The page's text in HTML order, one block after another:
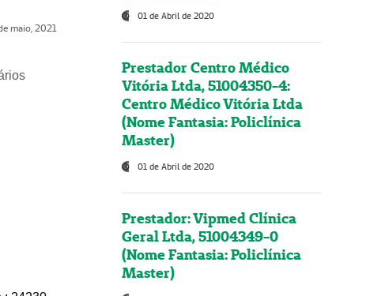
maio, 2021
01 de Abril de 2020
Prestador Centro Médico
Vitória Ltda, 51004350-4:
Centro Médico Vitória Ltda
(Nome Fantasia: Policlínica
Master)
01 de Abril de 2020
Prestador: Vipmed Clínica
Geral Ltda, 51004349-0
(Nome Fantasia: Policlínica
Master)